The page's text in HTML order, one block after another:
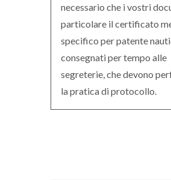
necessario che i vostri
particolare il certificato
specifico per patente
consegnati per tempo alle
segreterie, che devono
la pratica di protocollo.